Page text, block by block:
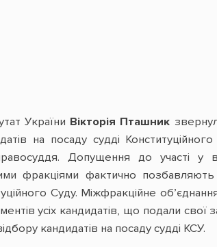
України Вікторія Пташник
на посаду судді
Допущення до участі у
фракціями фактично позбавляють
Суду. Міжфракційне
усіх кандидатів, що подали
кандидатів на посаду судді КСУ.